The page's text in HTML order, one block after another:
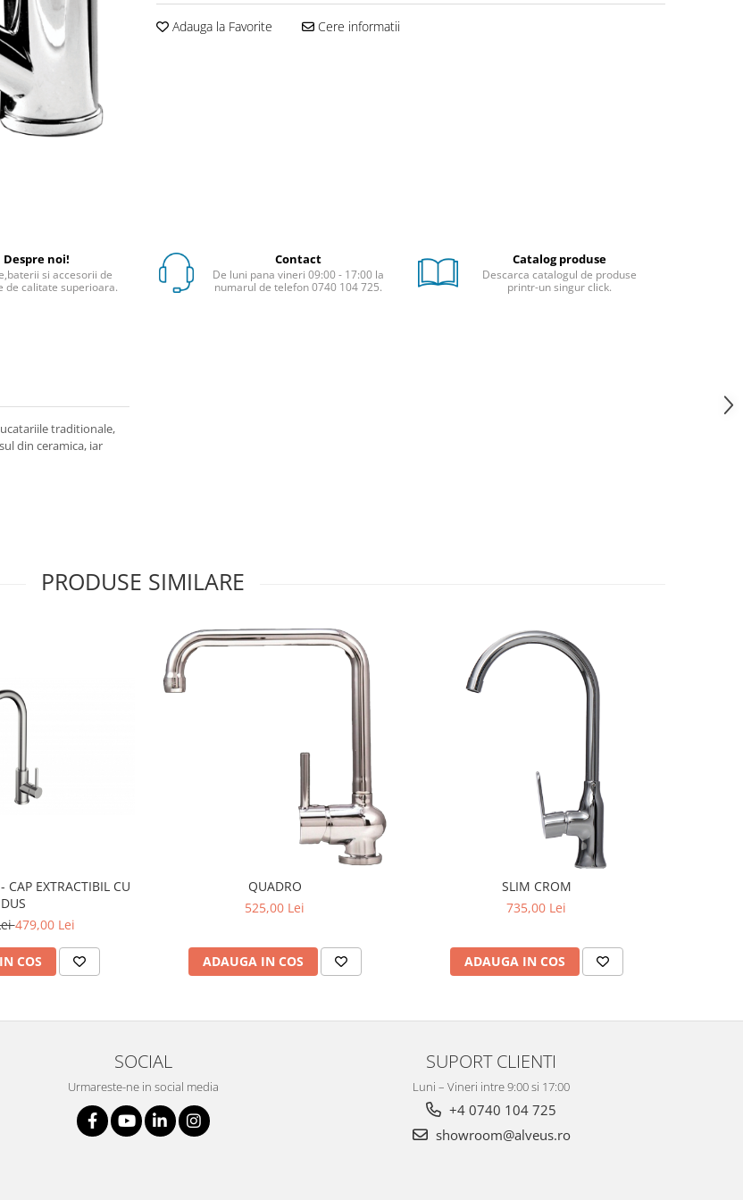
Adauga la Favorite Cere informatii
Despre noi!
si accesorii de
de calitate superioara.
Contact
De luni pana vineri 09:00 - 17:00 la
numarul de telefon 0740 104 725.
Catalog produse
Descarca catalogul de produse
printr-un singur click.
traditionale,
din ceramica, iar
PRODUSE SIMILARE
CAP EXTRACTIBIL CU
DUS
479,00 Lei
COS
QUADRO
525,00 Lei
ADAUGA IN COS
SLIM CROM
735,00 Lei
ADAUGA IN COS
SOCIAL
Urmareste-ne in social media
SUPORT CLIENTI
Luni – Vineri intre 9:00 si 17:00
+4 0740 104 725
showroom@alveus.ro